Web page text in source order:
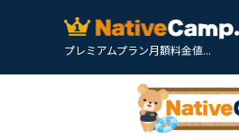
プレミアムプラン月額料金値...